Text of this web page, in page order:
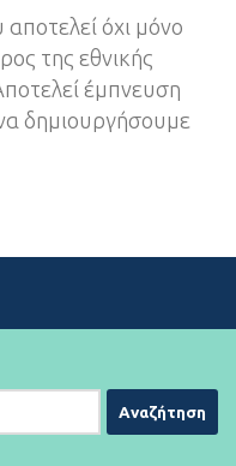
όχι μόνο
της εθνικής
έμπνευση
δημιουργήσουμε